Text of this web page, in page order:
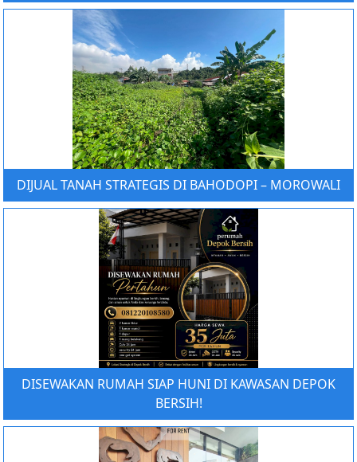
DIJUAL TANAH STRATEGIS DI BAHODOPI – MOROWALI
DISEWAKAN RUMAH SIAP HUNI DI KAWASAN DEPOK
BERSIH!